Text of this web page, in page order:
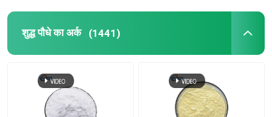
शुद्ध पौधे का अर्क (1441)